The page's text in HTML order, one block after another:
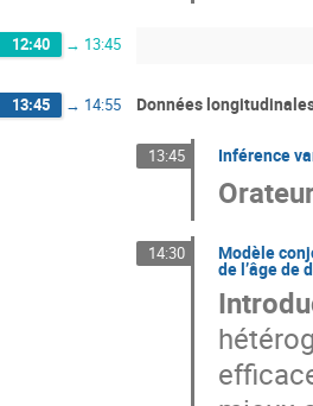
12:40 → 13:45
13:45 → 14:55 Données
13:45 Inférence
14:30 Modèle
de l’âge de